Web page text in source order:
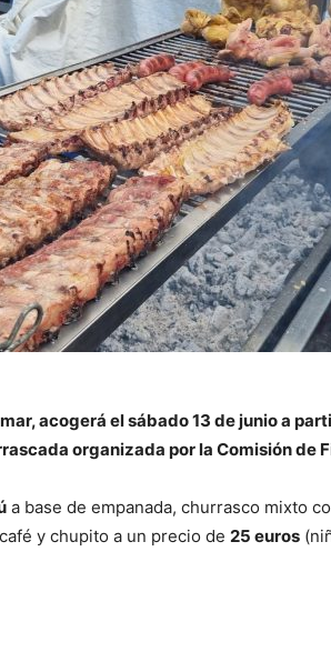
acogerá el sábado 13 de junio a
organizada por la Comisión de
a base de empanada, churrasco mixto
y chupito a un precio de 25 euros